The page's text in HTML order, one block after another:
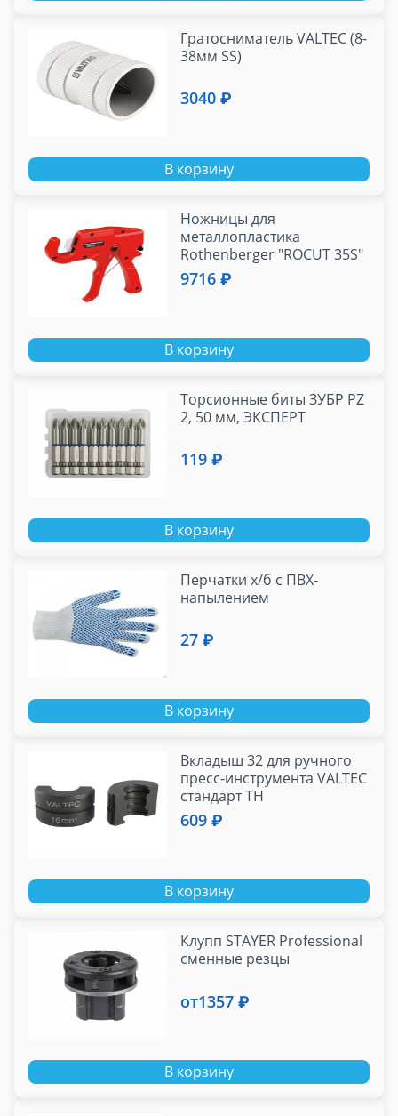
Гратосниматель VALTEC (8-
38мм SS)
3040 ₽
В корзину
Ножницы для
металлопластика
Rothenberger "ROCUT 35S"
6-35 мм (55005)
9716 ₽
В корзину
Торсионные биты ЗУБР PZ
2, 50 мм, ЭКСПЕРТ
119 ₽
В корзину
Перчатки х/б с ПВХ-
напылением
27 ₽
В корзину
Вкладыш 32 для ручного
пресс-инструмента VALTEC
стандарт TH
609 ₽
В корзину
Клупп STAYER Professional
сменные резцы
от1357 ₽
В корзину